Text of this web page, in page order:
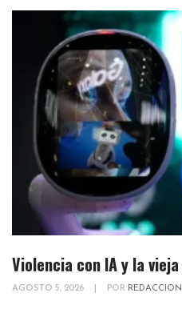
Violencia con IA y la
AGOSTO 5, 2026 POR REDACCION